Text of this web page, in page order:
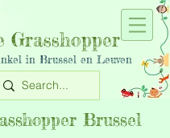
Grasshopper
in Brussel en Leuven
Brussel